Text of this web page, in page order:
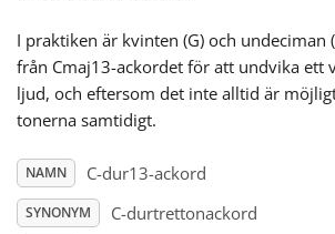
Deutsch
Español
I praktiken är kvinten (G) och undeciman
från Cmaj13-ackordet för att undvika ett
ljud, och eftersom det inte alltid är
tonerna samtidigt.
NAMN C-dur13-ackord
SYNONYM C-durtrettonackord